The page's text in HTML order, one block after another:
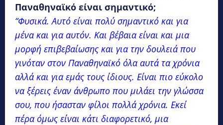
Παναθηναϊκό είναι σημαντικό;
“Φυσικά. Αυτό είναι πολύ σημαντικό και για
μένα και για αυτόν. Και βέβαια είναι και μια
μορφή επιβεβαίωσης και για την δουλειά που
γινόταν στον Παναθηναϊκό όλα αυτά τα χρόνια
αλλά και για εμάς τους ίδιους. Είναι πιο εύκολο
να ξέρεις έναν άνθρωπο που μιλάει την γλώσσα
σου, που ήσασταν φίλοι πολλά χρόνια. Εκεί
πέρα όμως είναι κάτι διαφορετικό, μια